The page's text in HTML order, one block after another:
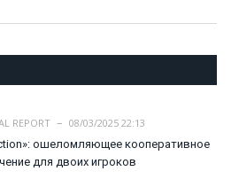
REPORT
08/03/2025 22:13
ошеломляющее кооперативное
для двоих игроков